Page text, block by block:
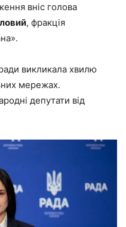
вніс голова
, фракція
викликала хвилю
мережах.
депутати від